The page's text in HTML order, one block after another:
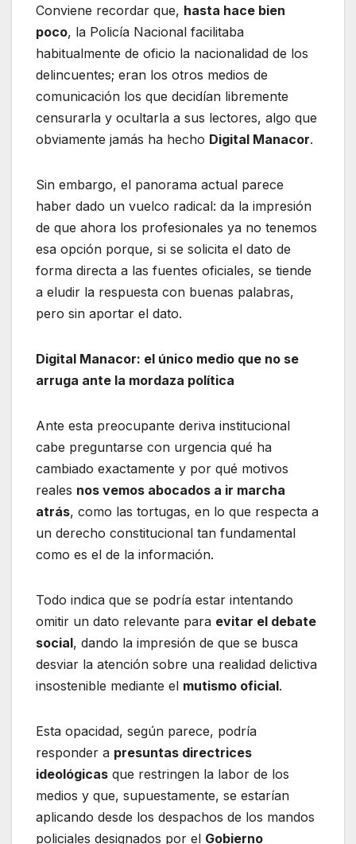
Conviene recordar que, hasta hace bien
poco, la Policía Nacional facilitaba
habitualmente de oficio la nacionalidad de los
delincuentes; eran los otros medios de
comunicación los que decidían libremente
censurarla y ocultarla a sus lectores, algo que
obviamente jamás ha hecho Digital Manacor.
Sin embargo, el panorama actual parece
haber dado un vuelco radical: da la impresión
de que ahora los profesionales ya no tenemos
esa opción porque, si se solicita el dato de
forma directa a las fuentes oficiales, se tiende
a eludir la respuesta con buenas palabras,
pero sin aportar el dato.
Digital Manacor: el único medio que no se
arruga ante la mordaza política
Ante esta preocupante deriva institucional
cabe preguntarse con urgencia qué ha
cambiado exactamente y por qué motivos
reales nos vemos abocados a ir marcha
atrás, como las tortugas, en lo que respecta a
un derecho constitucional tan fundamental
como es el de la información.
Todo indica que se podría estar intentando
omitir un dato relevante para evitar el debate
social, dando la impresión de que se busca
desviar la atención sobre una realidad delictiva
insostenible mediante el mutismo oficial.
Esta opacidad, según parece, podría
responder a presuntas directrices
ideológicas que restringen la labor de los
medios y que, supuestamente, se estarían
aplicando desde los despachos de los mandos
policiales designados por el Gobierno